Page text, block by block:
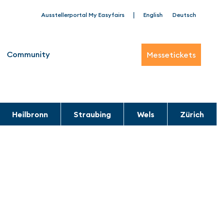
Ausstellerportal My Easyfairs | English Deutsch
Community Messetickets
Heilbronn Straubing Wels Zürich